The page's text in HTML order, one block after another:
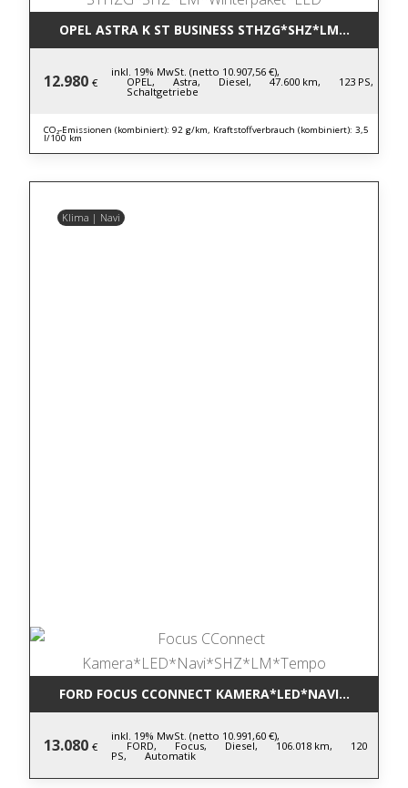
OPEL ASTRA K ST BUSINESS
12.980 €
inkl. 19% MwSt. (netto 10.907,56 €),
OPEL, Astra, Diesel, 47.600 km, 123 PS,
Schaltgetriebe
CO₂-Emissionen (kombiniert): 92 g/km, Kraftstoffverbrauch (kombiniert): 3,5
l/100 km
Klima | Navi
FORD FOCUS CCONNECT
13.080 €
inkl. 19% MwSt. (netto 10.991,60 €),
FORD, Focus, Diesel, 106.018 km, 120
PS, Automatik